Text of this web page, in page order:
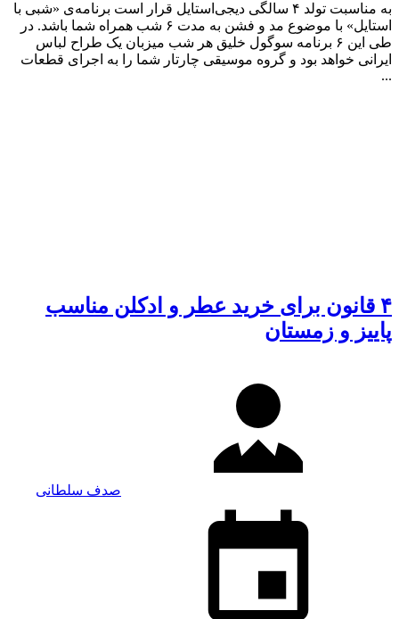
به مناسبت تولد ۴ سالگی دیجی‌استایل قرار است برنامه‌ی «شبی با
استایل» با موضوع مد و فشن به مدت ۶ شب همراه شما باشد. در
طی این ۶ برنامه سوگول خلیق هر شب میزبان یک طراح لباس
ایرانی خواهد بود و گروه موسیقی چارتار شما را به اجرای قطعات
...
۴ قانون برای خرید عطر و ادکلن مناسب
پاییز و زمستان
صدف سلطانی